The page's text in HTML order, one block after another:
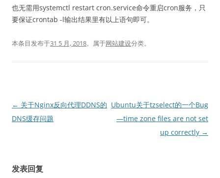
也无需用systemctl restart cron.service命令重启cron服务，只
要保证crontab -l输出结果里有以上语句即可。
本条目发布于31 5 月, 2018。属于网站建设分类。
文
章
← 关于Nginx反向代理DDNS的
DNS缓存问题
Ubuntu关于tzselect的一个Bug
—time zone files are not set
up correctly →
发表回复